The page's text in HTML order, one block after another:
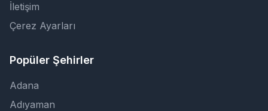
İletişim
Çerez Ayarları
Popüler Şehirler
Adana
Adıyaman